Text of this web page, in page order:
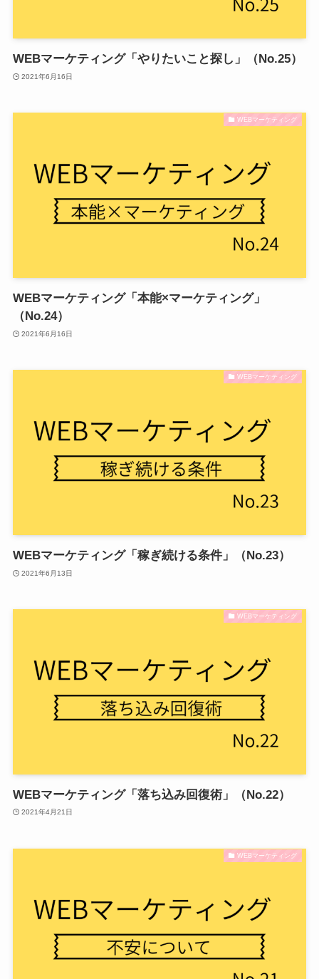
WEBマーケティング「やりたいこと探し」（No.25）
2021年6月16日
WEBマーケティング
WEBマーケティング「本能×マーケティング」
（No.24）
2021年6月16日
WEBマーケティング
WEBマーケティング「稼ぎ続ける条件」（No.23）
2021年6月13日
WEBマーケティング
WEBマーケティング「落ち込み回復術」（No.22）
2021年4月21日
WEBマーケティング